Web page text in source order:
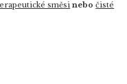
směsi nebočisté